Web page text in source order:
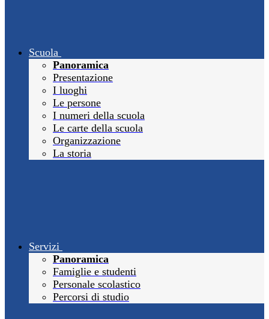
Scuola
Panoramica
Presentazione
I luoghi
Le persone
I numeri della scuola
Le carte della scuola
Organizzazione
La storia
Servizi
Panoramica
Famiglie e studenti
Personale scolastico
Percorsi di studio